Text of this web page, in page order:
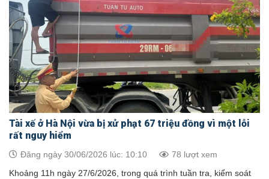
Tài xế ở Hà Nội vừa bị xử phạt 67 triệu đồng vì một lỗi
rất nguy hiểm
Đăng ngày 30/06/2026 lúc: 10:10 78 lượt xem
Khoảng 11h ngày 27/6/2026, trong quá trình tuần tra, kiểm soát